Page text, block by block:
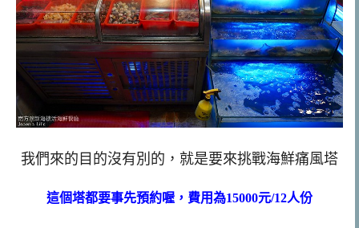
我們來的目的沒有別的，就是要來挑戰海鮮痛風塔
這個塔都要事先預約喔，費用為15000元/12人份